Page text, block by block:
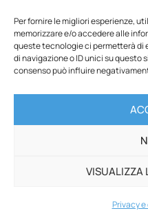
Per fornire le migliori esperienze,
memorizzare e/o accedere alle
queste tecnologie ci permetterà di
di navigazione o ID unici su questo
consenso può influire
VISUALIZZA
Privacy